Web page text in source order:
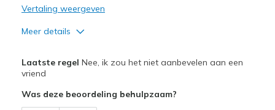
Vertaling weergeven
Meer details
Attractive Design
Minpunten
Laatste regel Nee, ik zou het niet aanbevelen aan een
vriend
Was deze beoordeling behulpzaam?